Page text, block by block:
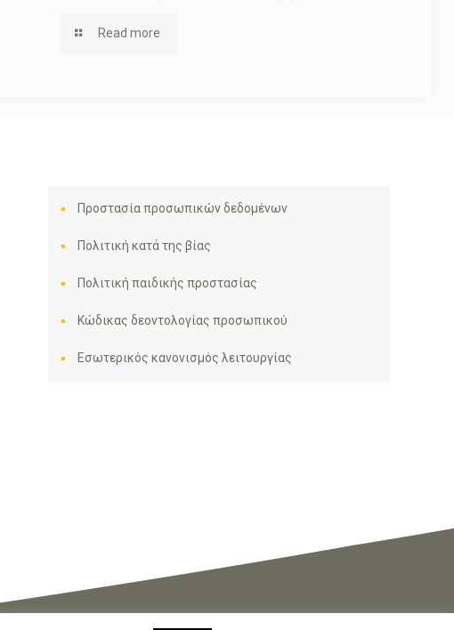
Read more
Προστασία προσωπικών δεδομένων
Πολιτική κατά της βίας
Πολιτική παιδικής προστασίας
Κώδικας δεοντολογίας προσωπικού
Εσωτερικός κανονισμός λειτουργίας